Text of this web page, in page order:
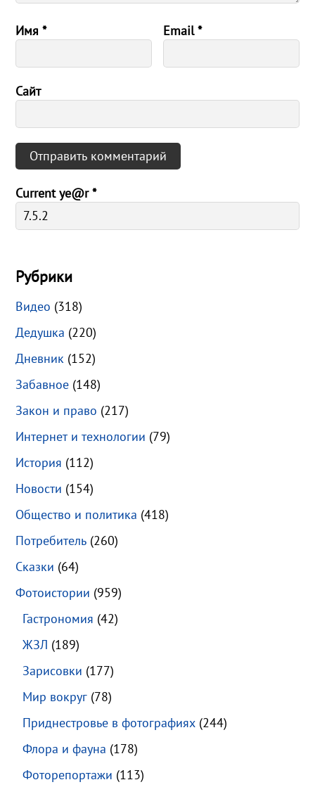
Имя* Email*
Сайт
Current ye@r*
Рубрики
Видео (318)
Дедушка (220)
Дневник (152)
Забавное (148)
Закон и право (217)
Интернет и технологии (79)
История (112)
Новости (154)
Общество и политика (418)
Потребитель (260)
Сказки (64)
Фотоистории (959)
Гастрономия (42)
ЖЗЛ (189)
Зарисовки (177)
Мир вокруг (78)
Приднестровье в фотографиях (244)
Флора и фауна (178)
Фоторепортажи (113)